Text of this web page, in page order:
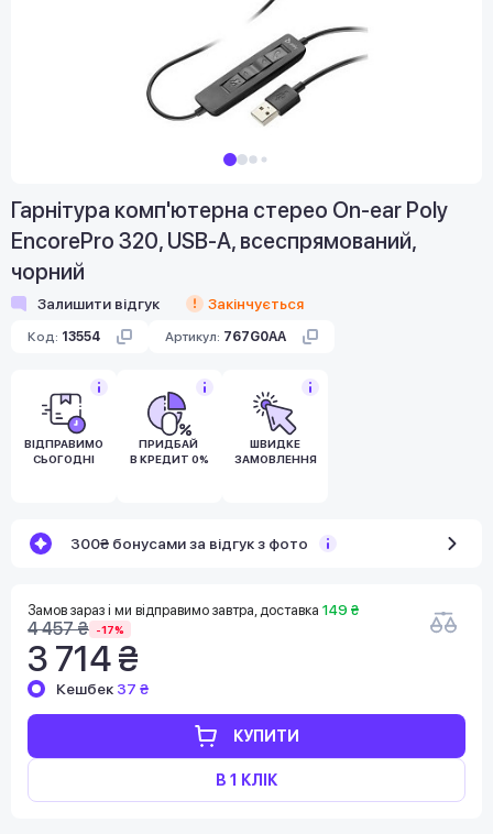
Гарнітура комп'ютерна стерео On-ear Poly
EncorePro 320, USB-A, всеспрямований,
чорний
Залишити відгук Закінчується
Код: 13554 Артикул: 767G0AA
ВІДПРАВИМО
СЬОГОДНІ
ПРИДБАЙ
В КРЕДИТ 0%
ШВИДКЕ
ЗАМОВЛЕННЯ
300₴ бонусами за відгук з фото
Замов зараз і ми відправимо завтра, доставка 149 ₴
4 457 ₴ -17%
3 714 ₴
КУПИТИ
В 1 КЛІК
Кешбек 37 ₴